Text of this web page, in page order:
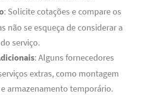
: Solicite cotações e compare os
não se esqueça de considerar a
serviço.
: Alguns fornecedores
extras, como montagem
armazenamento temporário.